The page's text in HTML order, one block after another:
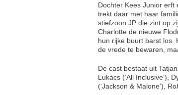
Dochter Kees Junior erft
trekt daar met haar
stiefzoon JP die zint op
Charlotte de nieuwe
hun rijke buurt barst los.
de vrede te bewaren,
De cast bestaat uit
Lukács (‘All Inclusive’),
(‘Jackson & Malone'),